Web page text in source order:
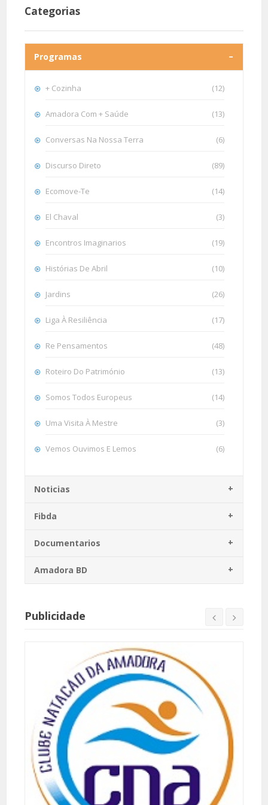
Categorias
Programas
+ Cozinha (12)
Amadora Com + Saúde (13)
Conversas Na Nossa Terra (6)
Discurso Direto (89)
Ecomove-Te (14)
El Chaval (3)
Encontros Imaginarios (19)
Histórias De Abril (10)
Jardins (26)
Liga À Resiliência (17)
Re Pensamentos (48)
Roteiro Do Património (13)
Somos Todos Europeus (14)
Uma Visita À Mestre (3)
Vemos Ouvimos E Lemos (6)
Noticias
Fibda
Documentarios
Amadora BD
Publicidade